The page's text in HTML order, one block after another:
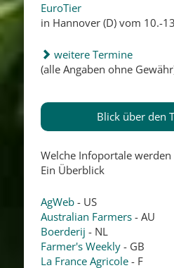
EuroTier
in Hannover (D) vom 10.-
weitere Termine
(alle Angaben ohne
Blick über den
Welche Infoportale werden
Ein Überblick
AgWeb - US
Australian Farmers - AU
Boerderij - NL
Farmer's Weekly - GB
La France Agricole - F